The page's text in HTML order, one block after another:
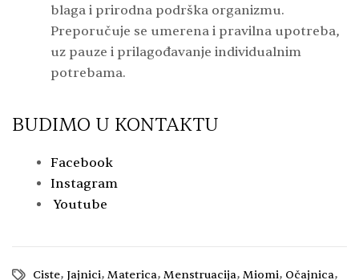
blaga i prirodna podrška organizmu.
Preporučuje se umerena i pravilna upotreba,
uz pauze i prilagođavanje individualnim
potrebama.
BUDIMO U KONTAKTU
Facebook
Instagram
Youtube
Ciste, Jajnici, Materica, Menstruacija, Miomi, Očajnica,